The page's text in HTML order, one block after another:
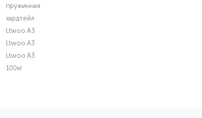
пружинная
хардтейл
Ltwoo A3
Ltwoo A3
Ltwoo A3
100кг